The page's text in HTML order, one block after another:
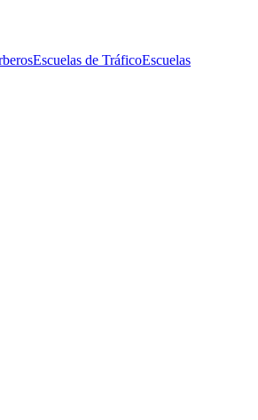
Escuelas de TráficoEscuelas